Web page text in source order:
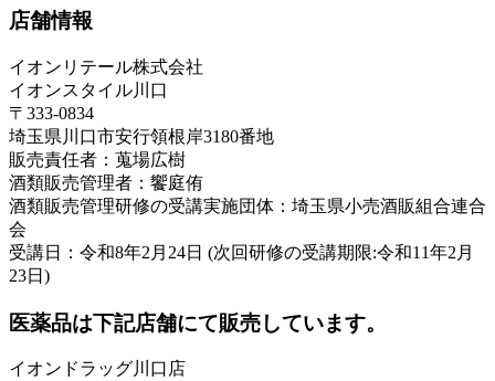
店舗情報
イオンリテール株式会社
イオンスタイル川口
〒333-0834
埼玉県川口市安行領根岸3180番地
販売責任者：蒐場広樹
酒類販売管理者：饗庭侑
酒類販売管理研修の受講実施団体：埼玉県小売酒販組合連合
会
受講日：令和8年2月24日 (次回研修の受講期限:令和11年2月
23日)
医薬品は下記店舗にて販売しています。
イオンドラッグ川口店